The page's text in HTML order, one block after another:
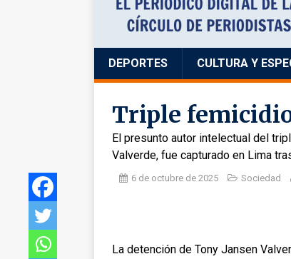
DEPORTES CULTURA Y
Triple
El presunto autor intelectual del
Valverde, fue capturado en Lima
6 de octubre de 2025 Sociedad
La detención de Tony Jansen